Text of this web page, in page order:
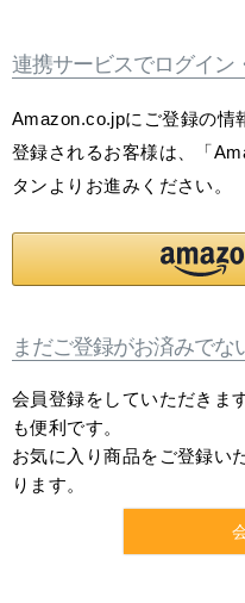
連携サービスでログイン
Amazon.co.jpにご登録の情
登録されるお客様は、「
タンよりお進みください。
まだご登録がお済みでな
会員登録をしていただきま
も便利です。
お気に入り商品をご登録い
ります。